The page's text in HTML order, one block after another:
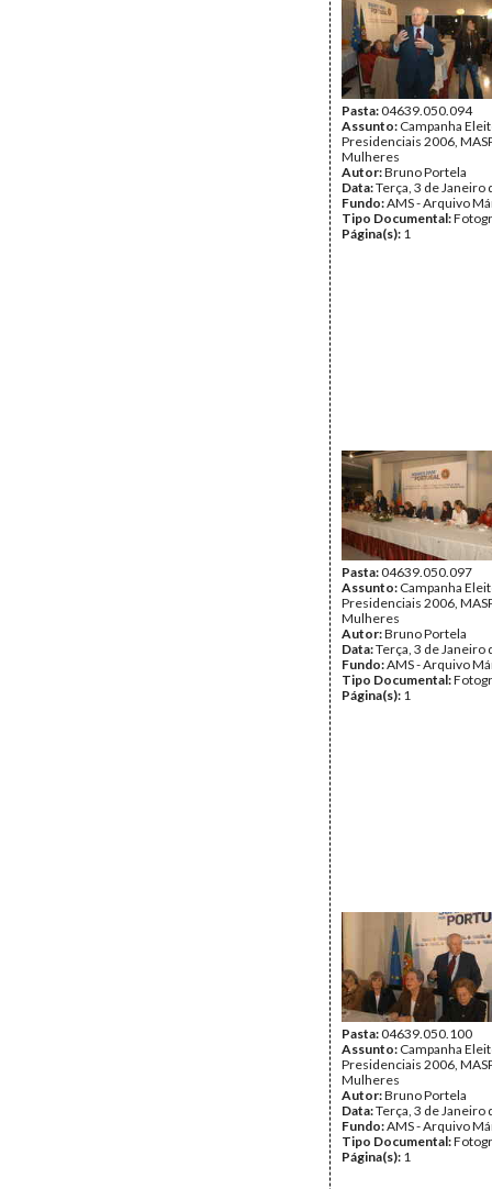
Pasta:04639.050.094
Assunto: Campanha
Presidenciais 2006,
Mulheres
Autor:Bruno Portela
Data:Terça, 3 de Janeiro
Fundo:AMS - Arquivo
Tipo Documental:
Página(s): 1
Pasta:04639.050.097
Assunto: Campanha
Presidenciais 2006,
Mulheres
Autor:Bruno Portela
Data:Terça, 3 de Janeiro
Fundo:AMS - Arquivo
Tipo Documental:
Página(s): 1
Pasta:04639.050.100
Assunto: Campanha
Presidenciais 2006,
Mulheres
Autor:Bruno Portela
Data:Terça, 3 de Janeiro
Fundo:AMS - Arquivo
Tipo Documental:
Página(s): 1